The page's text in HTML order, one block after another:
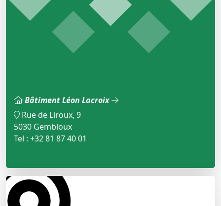
Bâtiment Léon Lacroix
Rue de Liroux, 9
5030 Gembloux
Tel : +32 81 87 40 01